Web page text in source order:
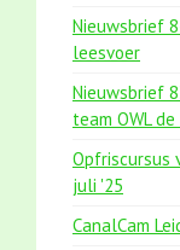
Nieuwsbrief
leesvoer
Nieuwsbrief
team OWL
Opfriscursus
juli '25
CanalCam